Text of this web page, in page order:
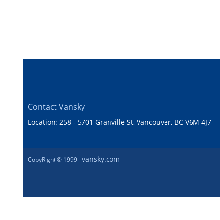
Contact Vansky
Location: 258 - 5701 Granville St, Vancouver, BC V6M 4J7
CopyRight © 1999 -vansky.com